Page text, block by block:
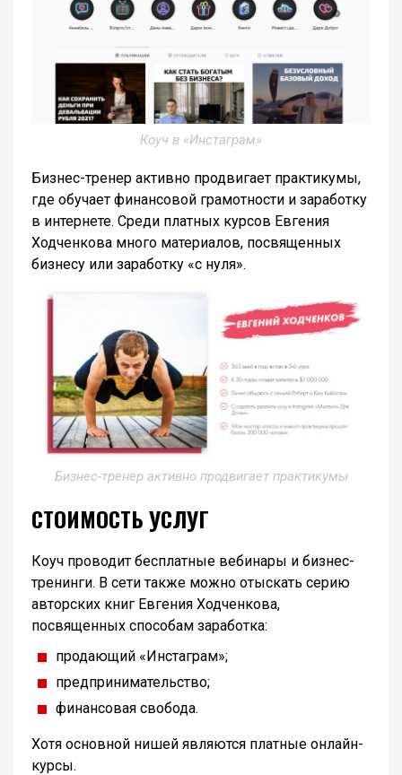
Коуч в «Инстаграм»
Бизнес-тренер активно продвигает практикумы,
где обучает финансовой грамотности и заработку
в интернете. Среди платных курсов Евгения
Ходченкова много материалов, посвященных
бизнесу или заработку «с нуля».
Бизнес-тренер активно продвигает практикумы
СТОИМОСТЬ УСЛУГ
Коуч проводит бесплатные вебинары и бизнес-
тренинги. В сети также можно отыскать серию
авторских книг Евгения Ходченкова,
посвященных способам заработка:
продающий «Инстаграм»;
предпринимательство;
финансовая свобода.
Хотя основной нишей являются платные онлайн-
курсы.